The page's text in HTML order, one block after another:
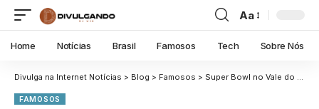
Aa
Home Notícias Brasil Famosos Tech Sobre Nós
Divulga na Internet Notícias > Blog > Famosos > Super Bowl no Vale do Silício destaca bilionários da tecnologia e consolida a união entre esporte e inovação
FAMOSOS